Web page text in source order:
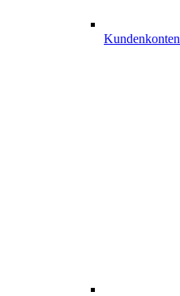
Kundenkonten